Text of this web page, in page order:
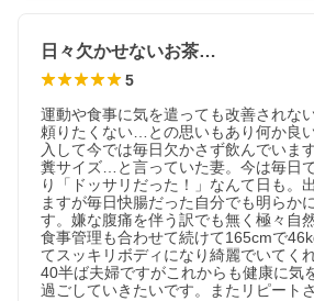
日々欠かせないお茶…
5
運動や食事に気を遣っても改善されな
頼りたくない…との思いもあり何か良
入して今では毎日欠かさず飲んでいま
糞サイズ…と言っていた妻。今は毎日
り「ドッサリだった！」なんて日も。
ますが毎日快腸だった自分でも明らか
す。嫌な腹痛を伴う訳でも無く極々自
食事管理も合わせて続けて165cmで
てスッキリボディになり綺麗でいてく
40半ば夫婦ですがこれからも健康に気
過ごしていきたいです。またリピート